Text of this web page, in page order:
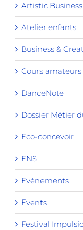
Artistic
Atelier enfants
Business &
Cours amateurs
DanceNote
Dossier Métier
Eco-concevoir
ENS
Evénements
Events
Festival